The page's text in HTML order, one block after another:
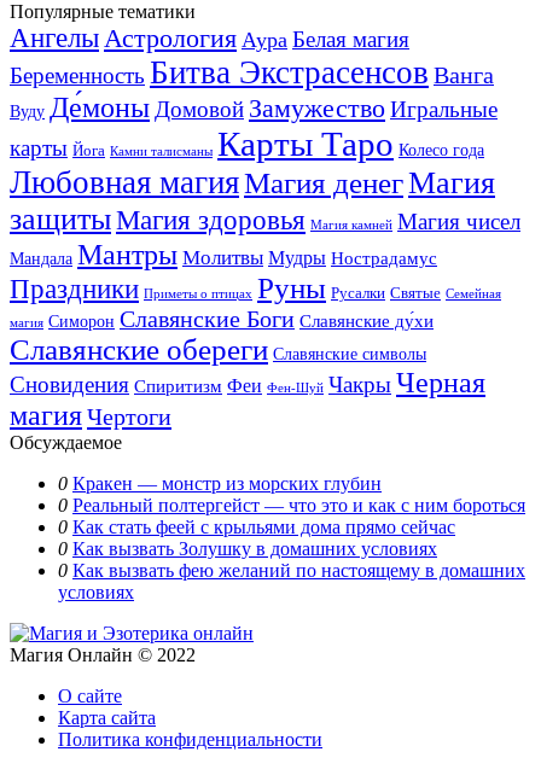
Популярные тематики
АнгелыАстрология Аура Белая магия
Беременность Битва Экстрасенсов Ванга
Вуду Де́моны Домовой ЗамужествоИгральные
карты Йога Камни талисманы Карты Таро Колесо года
Любовная магияМагия денегМагия
защитыМагия здоровья Магия камней Магия чисел
Мандала Мантры Молитвы Мудры Нострадамус
Праздники Приметы о птицах Руны Русалки Святые Семейная
магия Симорон Славянские Боги Славянские ду́хи
Славянские обереги Славянские символы
Сновидения Спиритизм Феи Фен-Шуй ЧакрыЧерная
магияЧертоги
Обсуждаемое
0 Кракен — монстр из морских глубин
0 Реальный полтергейст — что это и как с ним бороться
0 Как стать феей с крыльями дома прямо сейчас
0 Как вызвать Золушку в домашних условиях
0 Как вызвать фею желаний по настоящему в домашних
условиях
Магия Онлайн © 2022
О сайте
Карта сайта
Политика конфиденциальности